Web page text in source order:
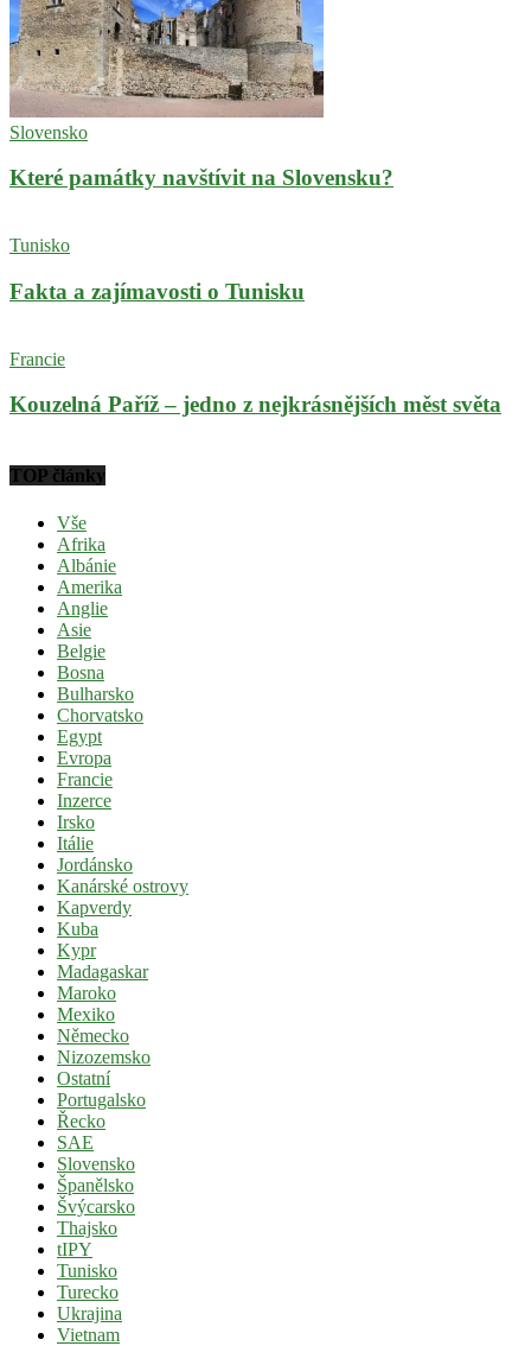
Slovensko
Které památky navštívit na Slovensku?
Tunisko
Fakta a zajímavosti o Tunisku
Francie
Kouzelná Paříž – jedno z nejkrásnějších měst světa
TOP články
Vše
Afrika
Albánie
Amerika
Anglie
Asie
Belgie
Bosna
Bulharsko
Chorvatsko
Egypt
Evropa
Francie
Inzerce
Irsko
Itálie
Jordánsko
Kanárské ostrovy
Kapverdy
Kuba
Kypr
Madagaskar
Maroko
Mexiko
Německo
Nizozemsko
Ostatní
Portugalsko
Řecko
SAE
Slovensko
Španělsko
Švýcarsko
Thajsko
tIPY
Tunisko
Turecko
Ukrajina
Vietnam